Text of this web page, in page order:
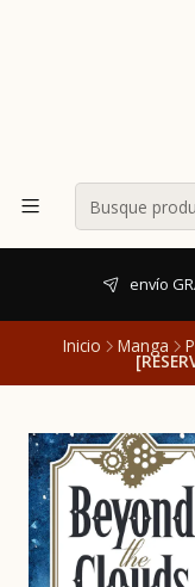
envío
Inicio Manga